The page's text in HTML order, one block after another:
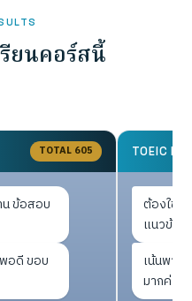
ยนคอร์สนี้
TOTAL 605
น ข้อสอบ
อดี ขอบ
TOEIC
ต้องใช้ยื่
แนวข้อส
เน้นพาร์
มากค่ะ